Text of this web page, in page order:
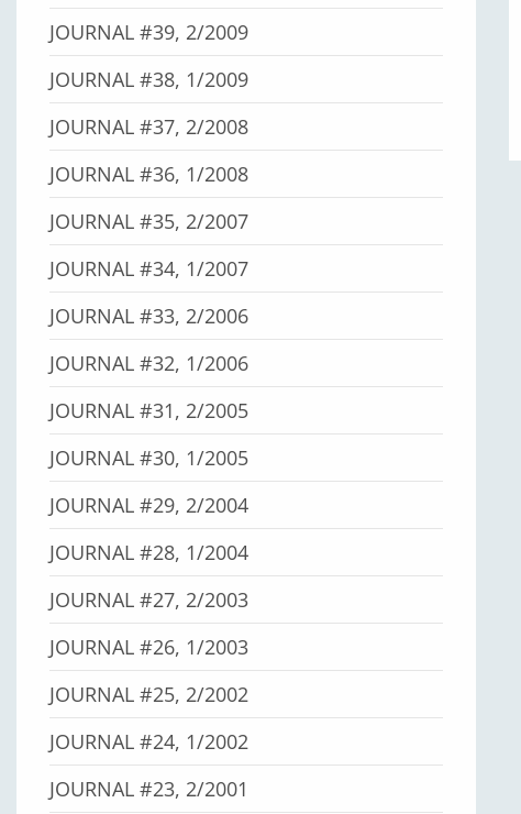
JOURNAL #39, 2/2009
JOURNAL #38, 1/2009
JOURNAL #37, 2/2008
JOURNAL #36, 1/2008
JOURNAL #35, 2/2007
JOURNAL #34, 1/2007
JOURNAL #33, 2/2006
JOURNAL #32, 1/2006
JOURNAL #31, 2/2005
JOURNAL #30, 1/2005
JOURNAL #29, 2/2004
JOURNAL #28, 1/2004
JOURNAL #27, 2/2003
JOURNAL #26, 1/2003
JOURNAL #25, 2/2002
JOURNAL #24, 1/2002
JOURNAL #23, 2/2001